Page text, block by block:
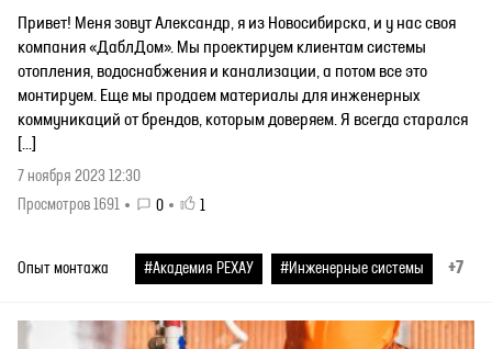
Привет! Меня зовут Александр, я из Новосибирска, и у нас своя
компания «ДаблДом». Мы проектируем клиентам системы
отопления, водоснабжения и канализации, а потом все это
монтируем. Еще мы продаем материалы для инженерных
коммуникаций от брендов, которым доверяем. Я всегда старался
[…]
7 ноября 2023 12:30
Просмотров 1691
0
Опыт монтажа #Академия РЕХАУ #Инженерные системы +7